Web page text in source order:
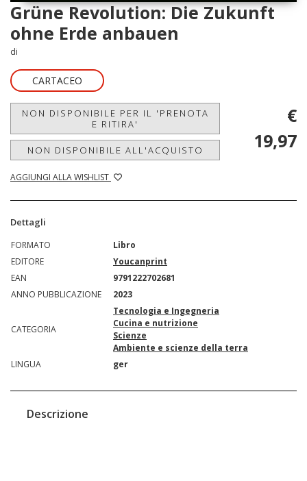
Grüne Revolution: Die Zukunft
ohne Erde anbauen
di
CARTACEO
NON DISPONIBILE PER IL 'PRENOTA
E RITIRA'
NON DISPONIBILE ALL'ACQUISTO
AGGIUNGI ALLA WISHLIST
€
19,97
Dettagli
FORMATO
Libro
EDITORE
Youcanprint
EAN
9791222702681
ANNO PUBBLICAZIONE
2023
CATEGORIA
Tecnologia e Ingegneria
Cucina e nutrizione
Scienze
Ambiente e scienze della terra
LINGUA
ger
Descrizione